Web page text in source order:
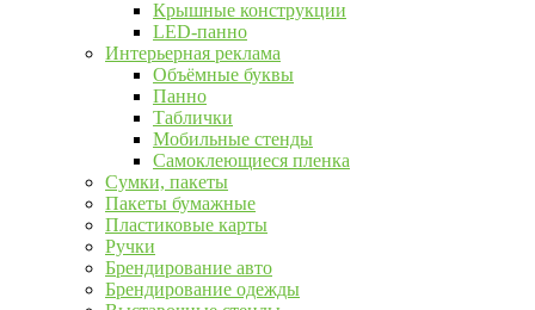
Крышные конструкции
LED-панно
Интерьерная реклама
Объёмные буквы
Панно
Таблички
Мобильные стенды
Самоклеющиеся пленка
Сумки, пакеты
Пакеты бумажные
Пластиковые карты
Ручки
Брендирование авто
Брендирование одежды